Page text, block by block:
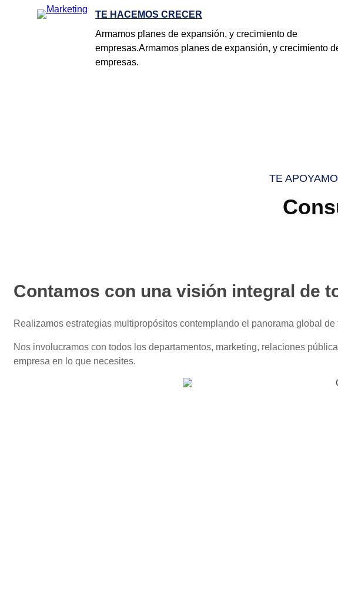
TE HACEMOS CRECER
Armamos planes de expansión, y crecimiento de
empresas.Armamos planes de expansión, y crecimiento
empresas.
TE
Contamos con una visión integral de
Realizamos estrategias multipropósitos contemplando el panorama global
Nos involucramos con todos los departamentos, marketing, relaciones
empresa en lo que necesites.